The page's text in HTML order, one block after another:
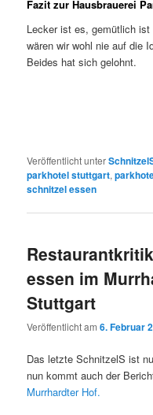
Fazit zur Hausbrauerei
Lecker ist es, gemütlich
wären wir wohl nie auf die
Beides hat sich gelohnt.
Veröffentlicht unter
parkhotel stuttgart,
schnitzel essen
essen im
Stuttgart
Veröffentlicht am6. Februar
Das letzte SchnitzelS ist
nun kommt auch der
Murrhardter Hof.